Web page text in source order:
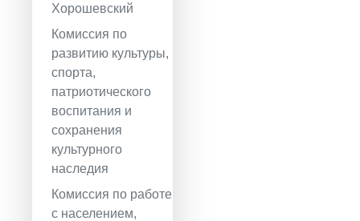
Хорошевский
Комиссия по
развитию культуры,
спорта,
патриотического
воспитания и
сохранения
культурного
наследия
Комиссия по работе
с населением,